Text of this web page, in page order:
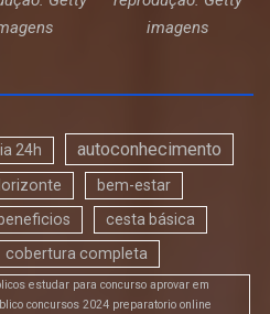
imagens
24h autoconhecimento
bem-estar
beneficios
cesta básica
cobertura completa
estudar para concurso aprovar em
concursos 2024 preparatorio online